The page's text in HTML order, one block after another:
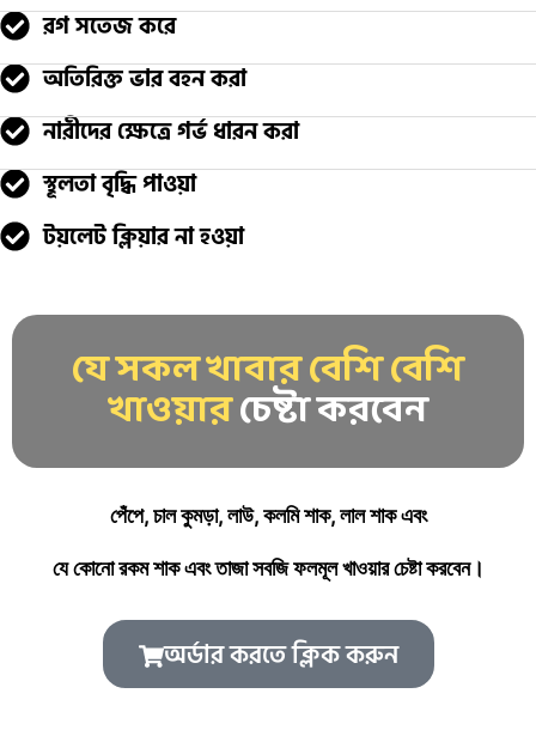
রগ সতেজ করে
অতিরিক্ত ভার বহন করা
নারীদের ক্ষেত্রে গর্ভ ধারন করা
স্থূলতা বৃদ্ধি পাওয়া
টয়লেট ক্লিয়ার না হওয়া
যে সকল খাবার বেশি বেশি
খাওয়ারচেষ্টা করবেন
পেঁপে, চাল কুমড়া, লাউ, কলমি শাক, লাল শাক এবং
যে কোনো রকম শাক এবং তাজা সবজি ফলমূল খাওয়ার চেষ্টা করবেন।
অর্ডার করতে ক্লিক করুন